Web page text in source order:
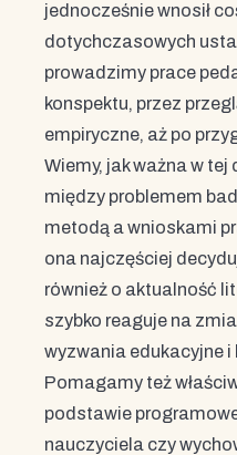
jednocześnie wnosił
dotychczasowych
prowadzimy prace
konspektu, przez
empiryczne, aż po
Wiemy, jak ważna w
między problemem
metodą a wnioskami
ona najczęściej
również o aktualność
szybko reaguje na
wyzwania edukacyjne i
Pomagamy też
podstawie
nauczyciela czy